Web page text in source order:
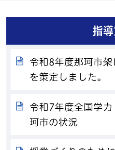
指
令和8年度那珂市架
を策定しました。
令和7年度全国学
珂市の状況